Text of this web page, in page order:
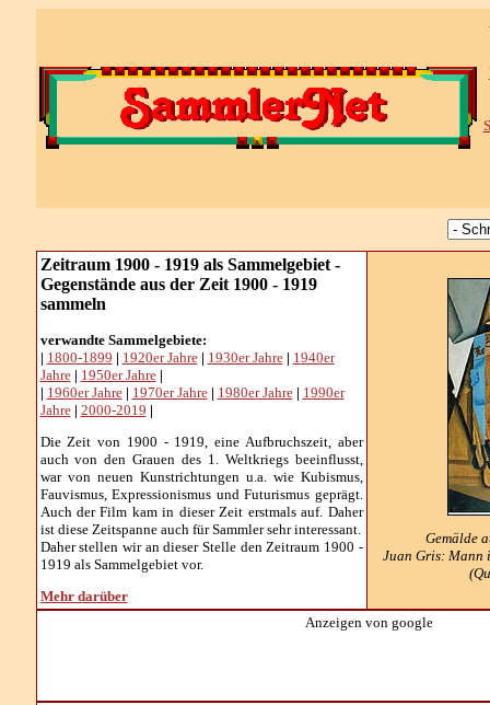
Zeitraum 1900 - 1919 als Sammelgebiet -
Gegenstände aus der Zeit 1900 - 1919
sammeln
verwandte Sammelgebiete:
| 1800-1899 | 1920er Jahre | 1930er Jahre | 1940er
Jahre | 1950er Jahre |
| 1960er Jahre | 1970er Jahre | 1980er Jahre | 1990er
Jahre | 2000-2019 |
Die Zeit von 1900 - 1919, eine Aufbruchszeit, aber
auch von den Grauen des 1. Weltkriegs beeinflusst,
war von neuen Kunstrichtungen u.a. wie Kubismus,
Fauvismus, Expressionismus und Futurismus geprägt.
Auch der Film kam in dieser Zeit erstmals auf. Daher
ist diese Zeitspanne auch für Sammler sehr interessant.
Daher stellen wir an dieser Stelle den Zeitraum 1900 -
1919 als Sammelgebiet vor.
Mehr darüber
Gemälde
Juan Gris: Mann
Anzeigen von google